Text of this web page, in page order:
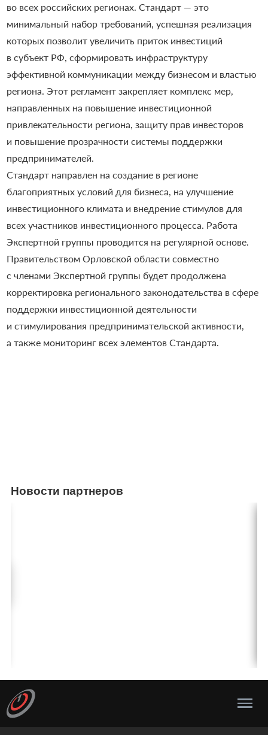
во всех российских регионах. Стандарт — это
минимальный набор требований, успешная реализация
которых позволит увеличить приток инвестиций
в субъект РФ, сформировать инфраструктуру
эффективной коммуникации между бизнесом и властью
региона. Этот регламент закрепляет комплекс мер,
направленных на повышение инвестиционной
привлекательности региона, защиту прав инвесторов
и повышение прозрачности системы поддержки
предпринимателей.
Стандарт направлен на создание в регионе
благоприятных условий для бизнеса, на улучшение
инвестиционного климата и внедрение стимулов для
всех участников инвестиционного процесса. Работа
Экспертной группы проводится на регулярной основе.
Правительством Орловской области совместно
с членами Экспертной группы будет продолжена
корректировка регионального законодательства в сфере
поддержки инвестиционной деятельности
и стимулирования предпринимательской активности,
а также мониторинг всех элементов Стандарта.
Новости партнеров